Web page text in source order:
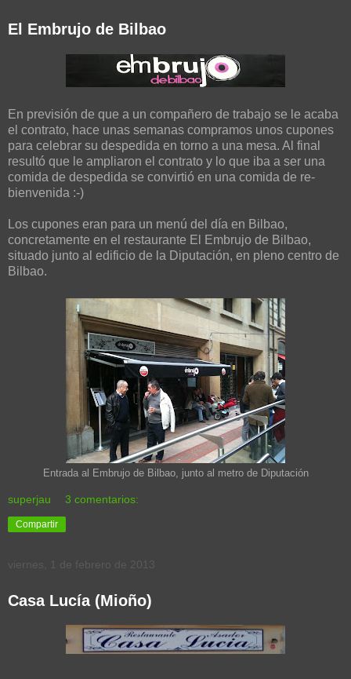
El Embrujo de Bilbao
En previsión de que a un compañero de trabajo se le acaba
el contrato, hace unas semanas compramos unos cupones
para celebrar su despedida en torno a una mesa. Al final
resultó que le ampliaron el contrato y lo que iba a ser una
comida de despedida se convirtió en una comida de re-
bienvenida :-)
Los cupones eran para un menú del día en Bilbao,
concretamente en el restaurante El Embrujo de Bilbao,
situado junto al edificio de la Diputación, en pleno centro de
Bilbao.
Entrada al Embrujo de Bilbao, junto al metro de Diputación
superjau 3 comentarios:
Compartir
viernes, 1 de febrero de 2013
Casa Lucía (Mioño)